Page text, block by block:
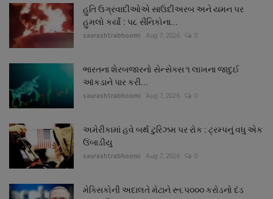
હુતિ ઉગ્રવાદીઓએ સાઉદીઅરબ અને યમન પર
હુમલો કર્યો : પ૮ સૈનિકોના...
saurashtrabhoomi Aug 7, 2026 0
ભારતના શેરબજારનો સેન્સેક્સ ૧ લાખના જાદુઈ
આંકડાને પાર કરી...
saurashtrabhoomi Aug 7, 2026 0
અમેરીકામાં હવે બર્થ ટુરિઝમ પર રોક : ટ્રમ્પનું વધુ એક
ઉંબાડીયુ
saurashtrabhoomi Aug 7, 2026 0
મેક્સિકોની અદાલતે મેટાને રૂા.પ૦૦૦ કરોડનો દંડ